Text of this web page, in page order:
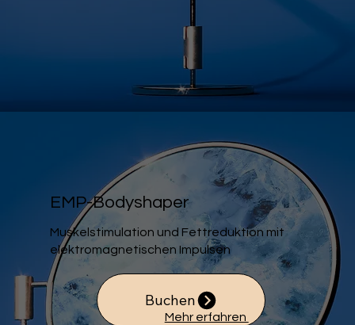
EMP-Bodyshaper
Muskelstimulation und Fettreduktion mit
elektromagnetischen Impulsen
Buchen
Mehr erfahren